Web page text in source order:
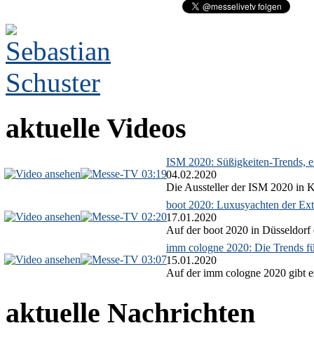
aktuelle Videos
03:19
ISM 2020: Süßigkeiten-Trends,
04.02.2020
Die Aussteller der ISM 2020 in
02:20
boot 2020: Luxusyachten der
17.01.2020
Auf der boot 2020 in Düsseldorf
03:07
imm cologne 2020: Die Trends
15.01.2020
Auf der imm cologne 2020 gibt
aktuelle Nachrichten